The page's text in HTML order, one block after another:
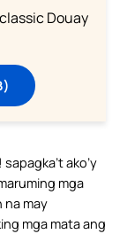
Douay
ako’y
mga
na may
mga mata ang